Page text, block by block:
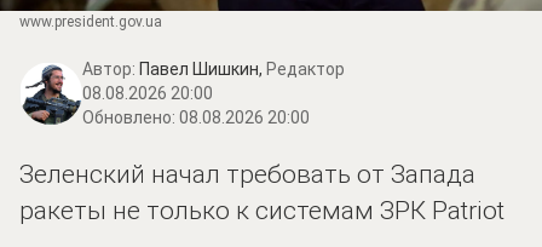
www.prеsidеnt.gоv.uа
Автор: Павел Шишкин, Редактор
08.08.2026 20:00
Обновлено: 08.08.2026 20:00
Зеленский начал требовать от Запада
ракеты не только к системам ЗРК Patriot